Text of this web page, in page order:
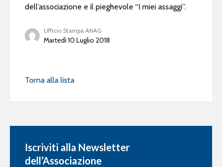
dell’associazione e il pieghevole “I miei assaggi”.
Ufficio Stampa ANAG
Martedì 10 Luglio 2018
Torna alla lista
Iscriviti alla Newsletter
dell’Associazione